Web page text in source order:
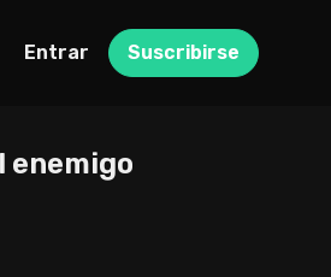
Entrar Suscribirse
enemigo